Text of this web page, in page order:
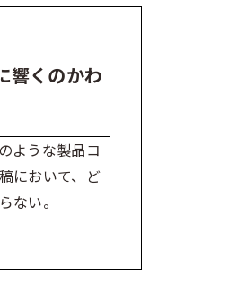
響くのかわ
ような製品コ
において、ど
ない。